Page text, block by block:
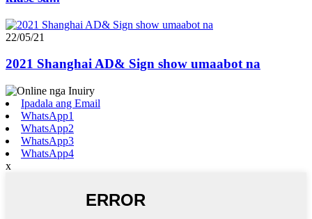
22/05/21
2021 Shanghai AD& Sign show umaabot na
Ipadala ang Email
WhatsApp1
WhatsApp2
WhatsApp3
WhatsApp4
x